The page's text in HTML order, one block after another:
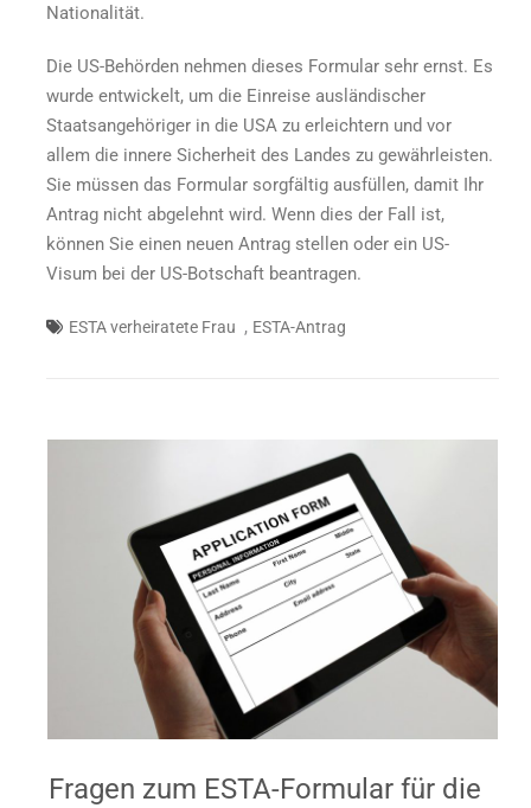
Nationalität.
Die US-Behörden nehmen dieses Formular sehr ernst. Es
wurde entwickelt, um die Einreise ausländischer
Staatsangehöriger in die USA zu erleichtern und vor
allem die innere Sicherheit des Landes zu gewährleisten.
Sie müssen das Formular sorgfältig ausfüllen, damit Ihr
Antrag nicht abgelehnt wird. Wenn dies der Fall ist,
können Sie einen neuen Antrag stellen oder ein US-
Visum bei der US-Botschaft beantragen.
ESTA verheiratete Frau , ESTA-Antrag
Fragen zum ESTA-Formular für die